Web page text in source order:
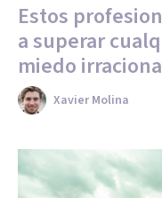
Estos
a superar
miedo
Xavier Molina